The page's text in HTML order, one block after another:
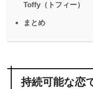
Toffy（トフィー）
まとめ
持続可能な恋